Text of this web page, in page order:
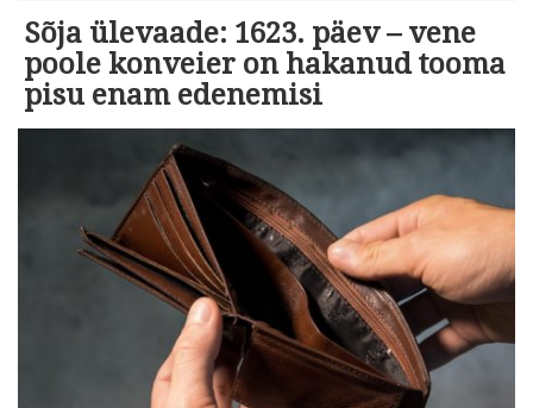
Sõja ülevaade: 1623. päev – vene
poole konveier on hakanud tooma
pisu enam edenemisi